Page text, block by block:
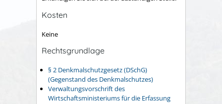
Kosten
Keine
Rechtsgrundlage
§ 2 Denkmalschutzgesetz (DSchG)
(Gegenstand des Denkmalschutzes)
Verwaltungsvorschrift des
Wirtschaftsministeriums für die Erfassung